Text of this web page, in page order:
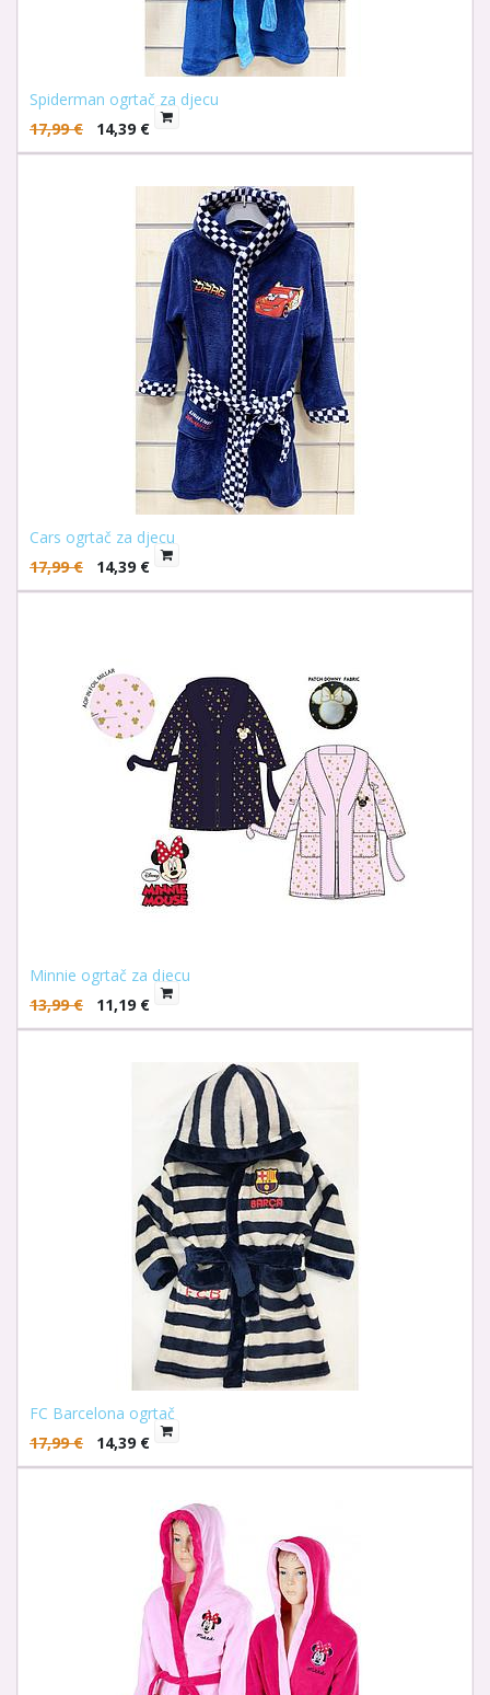
Spiderman ogrtač za djecu
17,99€ 14,39 €
Cars ogrtač za djecu
17,99€ 14,39 €
Minnie ogrtač za djecu
13,99€ 11,19 €
FC Barcelona ogrtač
17,99€ 14,39 €